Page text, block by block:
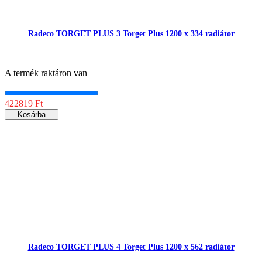
Radeco TORGET PLUS 3 Torget Plus 1200 x 334 radiátor
A termék raktáron van
422819 Ft
Kosárba
Radeco TORGET PLUS 4 Torget Plus 1200 x 562 radiátor